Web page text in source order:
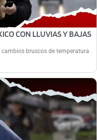
CON LLUVIAS Y BAJAS
bruscos de temperatura